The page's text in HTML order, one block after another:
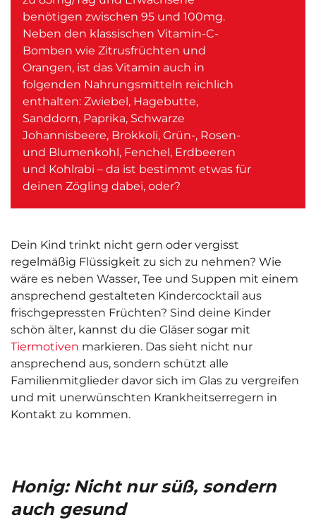
benötigen zwischen 95 und 100mg.
Neben den klassischen Vitamin-C-
Bomben wie Zitrusfrüchten und
Orangen, ist das Vitamin auch in
folgenden Nahrungsmitteln reichlich
enthalten: Zwiebel, Hagebutte,
Sanddorn, Paprika, Schwarze
Johannisbeere, Brokkoli, Grün-, Rosen-
und Blumenkohl, Fenchel, Erdbeeren
und Kohlrabi – da ist bestimmt etwas für
deinen Zögling dabei, oder?
Dein Kind trinkt nicht gern oder vergisst
regelmäßig Flüssigkeit zu sich zu nehmen? Wie
wäre es neben Wasser, Tee und Suppen mit einem
ansprechend gestalteten Kindercocktail aus
frischgepressten Früchten? Sind deine Kinder
schön älter, kannst du die Gläser sogar mit
Tiermotiven markieren. Das sieht nicht nur
ansprechend aus, sondern schützt alle
Familienmitglieder davor sich im Glas zu vergreifen
und mit unerwünschten Krankheitserregern in
Kontakt zu kommen.
Honig: Nicht nur süß, sondern
auch gesund